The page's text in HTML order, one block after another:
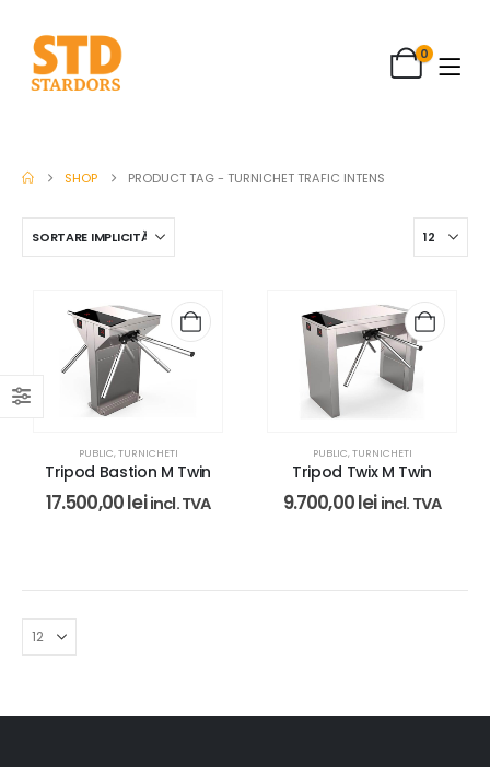
0
SHOP PRODUCT TAG -TURNICHET TRAFIC INTENS
PUBLIC,TURNICHETI
Tripod Bastion M Twin
17.500,00lei incl. TVA
PUBLIC,TURNICHETI
Tripod Twix M Twin
9.700,00lei incl. TVA